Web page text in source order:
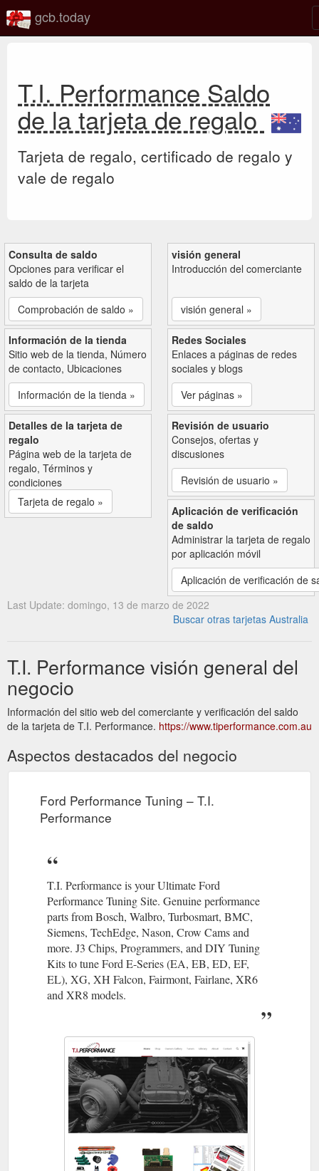
gcb.today
T.I. Performance Saldo
de la tarjeta de regalo
Tarjeta de regalo, certificado de regalo y
vale de regalo
Consulta de saldo
Opciones para verificar el
saldo de la tarjeta
Comprobación de saldo »
visión general
Introducción del comerciante
visión general »
Información de la tienda
Sitio web de la tienda, Número
de contacto, Ubicaciones
Información de la tienda »
Redes Sociales
Enlaces a páginas de redes
sociales y blogs
Ver páginas »
Detalles de la tarjeta de
regalo
Página web de la tarjeta de
regalo, Términos y
condiciones
Tarjeta de regalo »
Revisión de usuario
Consejos, ofertas y
discusiones
Revisión de usuario »
Aplicación de verificación
de saldo
Administrar la tarjeta de regalo
por aplicación móvil
Aplicación de verificación de
Last Update: domingo, 13 de marzo de 2022
Buscar otras tarjetas Australia
T.I. Performance visión general del
negocio
Información del sitio web del comerciante y verificación del saldo
de la tarjeta de T.I. Performance. https://www.tiperformance.com.au
Aspectos destacados del negocio
Ford Performance Tuning – T.I.
Performance
T.I. Performance is your Ultimate Ford
Performance Tuning Site. Genuine performance
parts from Bosch, Walbro, Turbosmart, BMC,
Siemens, TechEdge, Nason, Crow Cams and
more. J3 Chips, Programmers, and DIY Tuning
Kits to tune Ford E-Series (EA, EB, ED, EF,
EL), XG, XH Falcon, Fairmont, Fairlane, XR6
and XR8 models.